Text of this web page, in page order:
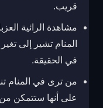
قريب.
مشاهدة الرائية
المنام تشير إلى
في الحقيقة.
من ترى في المنام
على أنها ستتمكن من